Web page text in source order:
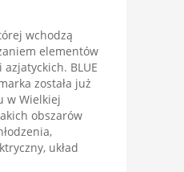
wchodzą
elementów
BLUE
została już
w Wielkiej
obszarów
układ